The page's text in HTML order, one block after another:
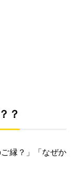
？
縁？」「なぜか